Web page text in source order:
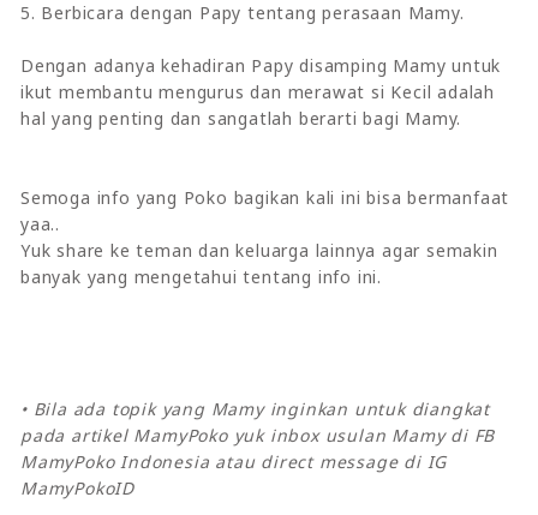
5. Berbicara dengan Papy tentang perasaan Mamy.
Dengan adanya kehadiran Papy disamping Mamy untuk
ikut membantu mengurus dan merawat si Kecil adalah
hal yang penting dan sangatlah berarti bagi Mamy.
Semoga info yang Poko bagikan kali ini bisa bermanfaat
yaa..
Yuk share ke teman dan keluarga lainnya agar semakin
banyak yang mengetahui tentang info ini.
• Bila ada topik yang Mamy inginkan untuk diangkat
pada artikel MamyPoko yuk inbox usulan Mamy di FB
MamyPoko Indonesia atau direct message di IG
MamyPokoID